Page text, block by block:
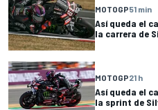
MOTOGP51 min
Así queda el
la carrera de
MOTOGP21 h
Así queda el
la sprint de